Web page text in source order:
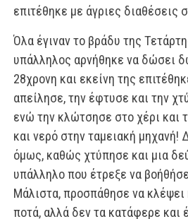
επιτέθηκε με άγριες διαθέσεις
Όλα έγιναν το βράδυ της
υπάλληλος αρνήθηκε να δώσει
28χρονη και εκείνη της
απείλησε, την έφτυσε και την
ενώ την κλώτσησε στο χέρι και
και νερό στην ταμειακή μηχανή!
όμως, καθώς χτύπησε και μια
υπάλληλο που έτρεξε να
Μάλιστα, προσπάθησε να κλέψει
ποτά, αλλά δεν τα κατάφερε και